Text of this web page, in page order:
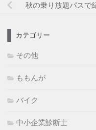
秋の乗り放題パスで
カテゴリー
その他
ももんが
バイク
中小企業診断士